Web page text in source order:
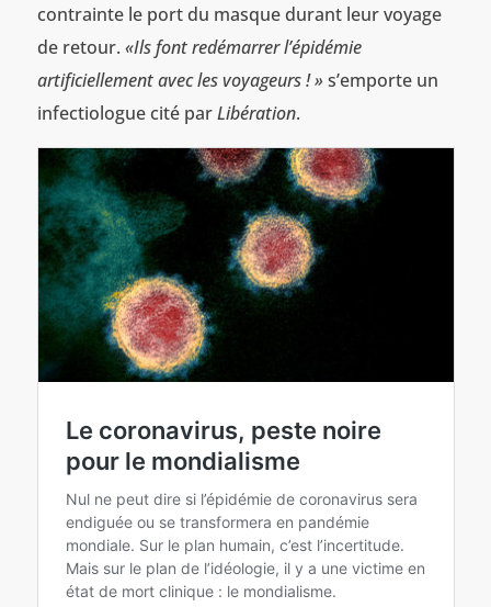
contrainte le port du masque durant leur voyage
de retour. «Ils font redémarrer l’épidémie
artificiellement avec les voyageurs ! » s’emporte un
infectiologue cité parLibération.